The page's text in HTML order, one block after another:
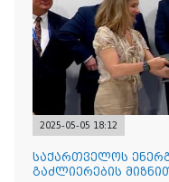
2025-05-05 18:12
საქართველოს
გაძლიერების